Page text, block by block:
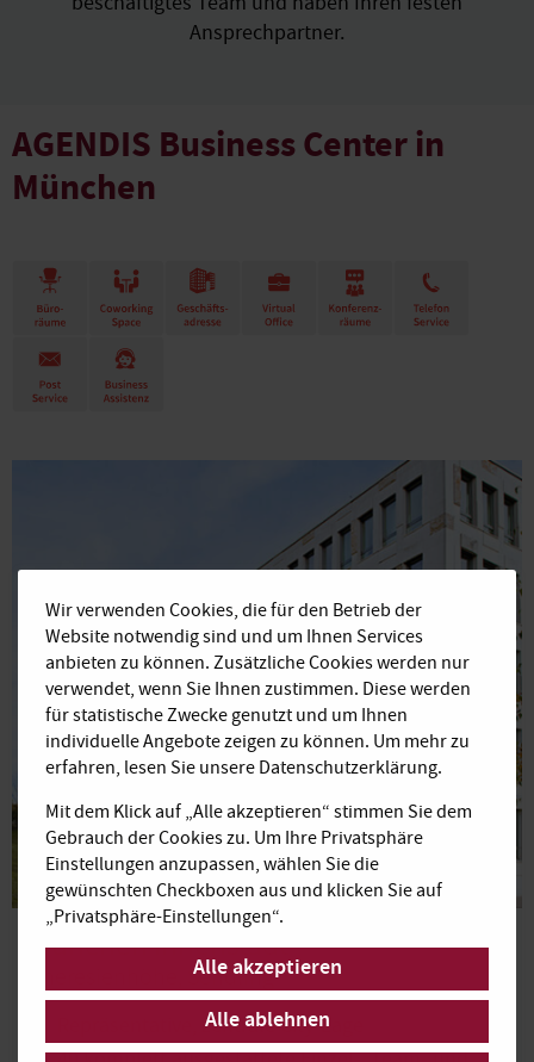
Ansprechpartner.
AGENDIS Business Center in
München
München Innenstadt
Theresienhöhe, Sendling
Repräsentative, zentrale City-Lage
Wir verwenden Cookies, die für den Betrieb der
Website notwendig sind und um Ihnen Services
anbieten zu können. Zusätzliche Cookies werden nur
verwendet, wenn Sie Ihnen zustimmen. Diese werden
für statistische Zwecke genutzt und um Ihnen
individuelle Angebote zeigen zu können. Um mehr zu
erfahren, lesen Sie unsere Datenschutzerklärung.
Mit dem Klick auf „Alle akzeptieren“ stimmen Sie dem
Gebrauch der Cookies zu. Um Ihre Privatsphäre
Einstellungen anzupassen, wählen Sie die
gewünschten Checkboxen aus und klicken Sie auf
„Privatsphäre-Einstellungen“.
Alle akzeptieren
Alle ablehnen